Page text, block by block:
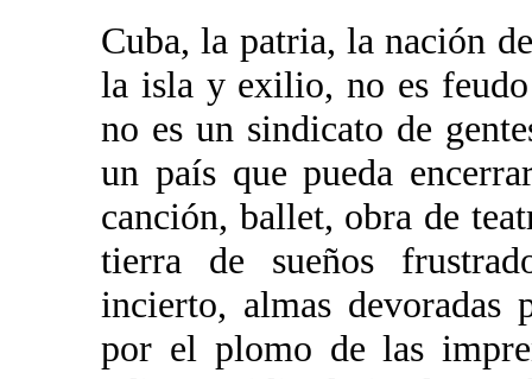
Cuba, la patria, la nación
la isla y exilio, no es
no es un sindicato de
un país que pueda
canción, ballet, obra de
tierra de sueños
incierto, almas devoradas
por el plomo de las